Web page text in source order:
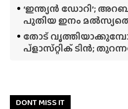
‘ഇന്ത്യൻ ഡോറി’;
പുതിയ ഇനം
തോട്
പ്‌ളാസ്‌റ്റിക് ടിൻ;
DONT MISS IT